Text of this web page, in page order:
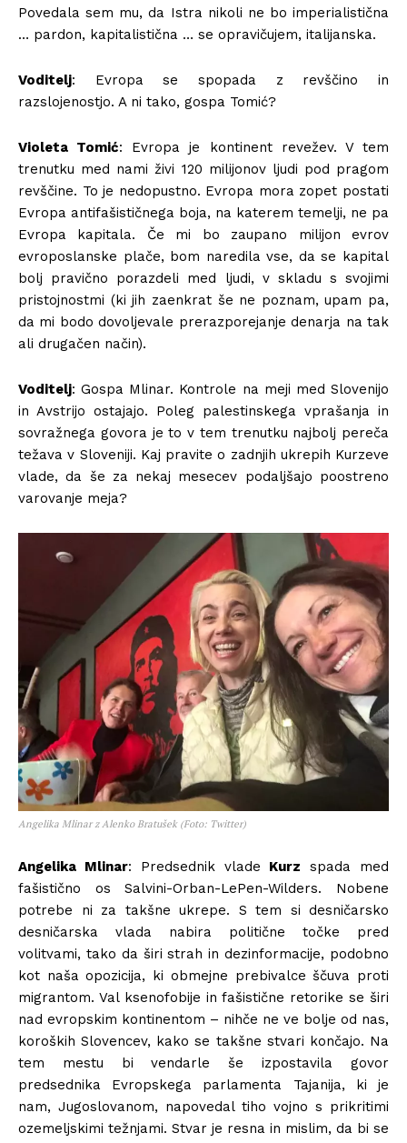
Povedala sem mu, da Istra nikoli ne bo imperialistična
… pardon, kapitalistična … se opravičujem, italijanska.
Voditelj: Evropa se spopada z revščino in
razslojenostjo. A ni tako, gospa Tomić?
Violeta Tomić: Evropa je kontinent revežev. V tem
trenutku med nami živi 120 milijonov ljudi pod pragom
revščine. To je nedopustno. Evropa mora zopet postati
Evropa antifašističnega boja, na katerem temelji, ne pa
Evropa kapitala. Če mi bo zaupano milijon evrov
evroposlanske plače, bom naredila vse, da se kapital
bolj pravično porazdeli med ljudi, v skladu s svojimi
pristojnostmi (ki jih zaenkrat še ne poznam, upam pa,
da mi bodo dovoljevale prerazporejanje denarja na tak
ali drugačen način).
Voditelj: Gospa Mlinar. Kontrole na meji med Slovenijo
in Avstrijo ostajajo. Poleg palestinskega vprašanja in
sovražnega govora je to v tem trenutku najbolj pereča
težava v Sloveniji. Kaj pravite o zadnjih ukrepih Kurzeve
vlade, da še za nekaj mesecev podaljšajo poostreno
varovanje meja?
Angelika Mlinar z Alenko Bratušek (Foto: Twitter)
Angelika Mlinar: Predsednik vlade Kurz spada med
fašistično os Salvini-Orban-LePen-Wilders. Nobene
potrebe ni za takšne ukrepe. S tem si desničarsko
desničarska vlada nabira politične točke pred
volitvami, tako da širi strah in dezinformacije, podobno
kot naša opozicija, ki obmejne prebivalce ščuva proti
migrantom. Val ksenofobije in fašistične retorike se širi
nad evropskim kontinentom – nihče ne ve bolje od nas,
koroških Slovencev, kako se takšne stvari končajo. Na
tem mestu bi vendarle še izpostavila govor
predsednika Evropskega parlamenta Tajanija, ki je
nam, Jugoslovanom, napovedal tiho vojno s prikritimi
ozemeljskimi težnjami. Stvar je resna in mislim, da bi se